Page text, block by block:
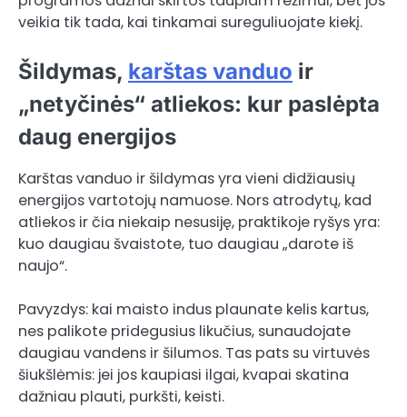
veikia tik tada, kai tinkamai sureguliuojate kiekį.
Šildymas, karštas vanduo ir
„netyčinės“ atliekos: kur paslėpta
daug energijos
Karštas vanduo ir šildymas yra vieni didžiausių
energijos vartotojų namuose. Nors atrodytų, kad
atliekos ir čia niekaip nesusiję, praktikoje ryšys yra:
kuo daugiau švaistote, tuo daugiau „darote iš
naujo“.
Pavyzdys: kai maisto indus plaunate kelis kartus,
nes palikote pridegusius likučius, sunaudojate
daugiau vandens ir šilumos. Tas pats su virtuvės
šiukšlėmis: jei jos kaupiasi ilgai, kvapai skatina
dažniau plauti, purkšti, keisti.